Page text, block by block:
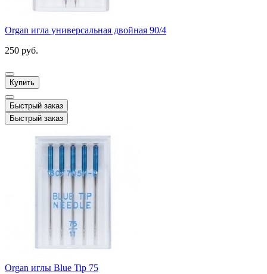
Organ игла универсальная двойная 90/4
250 руб.
Купить
Быстрый заказ
Быстрый заказ
Organ иглы Blue Tip 75